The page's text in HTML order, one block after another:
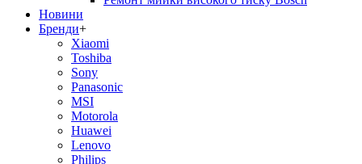
Новини
Бренди+
Xiaomi
Toshiba
Sony
Panasonic
MSI
Motorola
Huawei
Lenovo
Philips